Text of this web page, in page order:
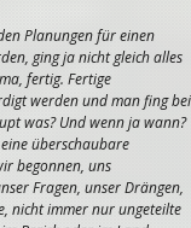
Planungen für einen
ging ja nicht gleich alles
fertig. Fertige
werden und man fing bei
was? Und wenn ja wann?
überschaubare
begonnen, uns
Fragen, unser Drängen,
nicht immer nur ungeteilte